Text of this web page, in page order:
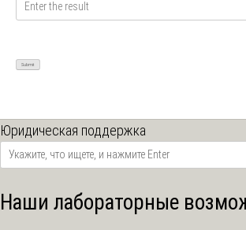
Юридическая поддержка
Наши лабораторные